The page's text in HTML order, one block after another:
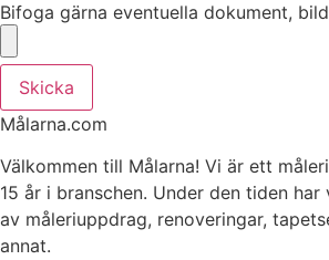
Bifoga gärna eventuella dokument,
Skicka
Målarna.com
Välkommen till Målarna! Vi är ett
15 år i branschen. Under den tiden
av måleriuppdrag, renoveringar,
annat.